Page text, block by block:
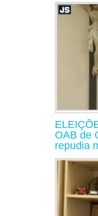
OAB de
repudia